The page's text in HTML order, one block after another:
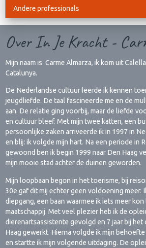
Andere professionals
Over In Je Kracht -
Mijn naam is Carme Almarza, ik kom uit
Catalunya.
De Nederlandse cultuur leerde ik kennen
jeugdliefde. De taal fascineerde me en de
aan. De relatie ging voorbij, maar de liefde
en cultuur bleef. Met mijn twee katten, een
persoonlijke zaken arriveerde ik in 1997 in
en blij: ik volgde mijn hart. Na een periode in
gewoond ben ik begin 1999 naar Den Haag
mijn mooie stad achter de duinen geworden.
Mijn loopbaan begon in het toerisme, bij
30e gaf dit mij echter geen voldoening meer.
diepgang, een baan waarmee ik iets meer
maatschappij. Met veel plezier heb ik de
dierenartsassistente gevolgd en 7 jaar bij het
Haag gewerkt. Hierna volgde ik mijn
en startte ik mijn volgende uitdaging. De